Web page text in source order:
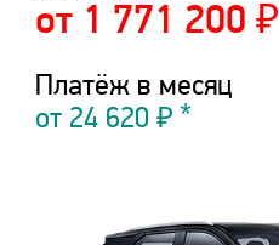
от 1 771 200 ₽
Платёж в месяц
от 24 620 ₽